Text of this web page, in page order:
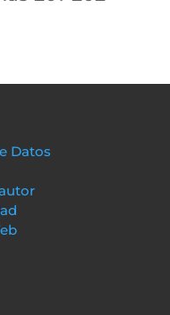
Datos